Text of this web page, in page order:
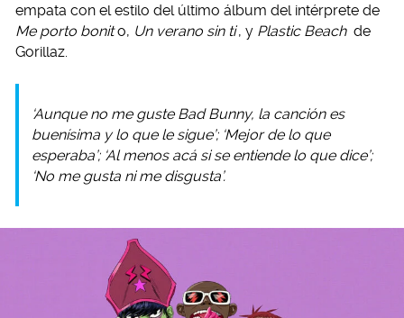
empata con el estilo del último álbum del intérprete de
Me porto bonit o, Un verano sin ti , y Plastic Beach de
Gorillaz.
‘Aunque no me guste Bad Bunny, la canción es
buenísima y lo que le sigue’; ‘Mejor de lo que
esperaba’; ‘Al menos acá si se entiende lo que dice’;
‘No me gusta ni me disgusta’.